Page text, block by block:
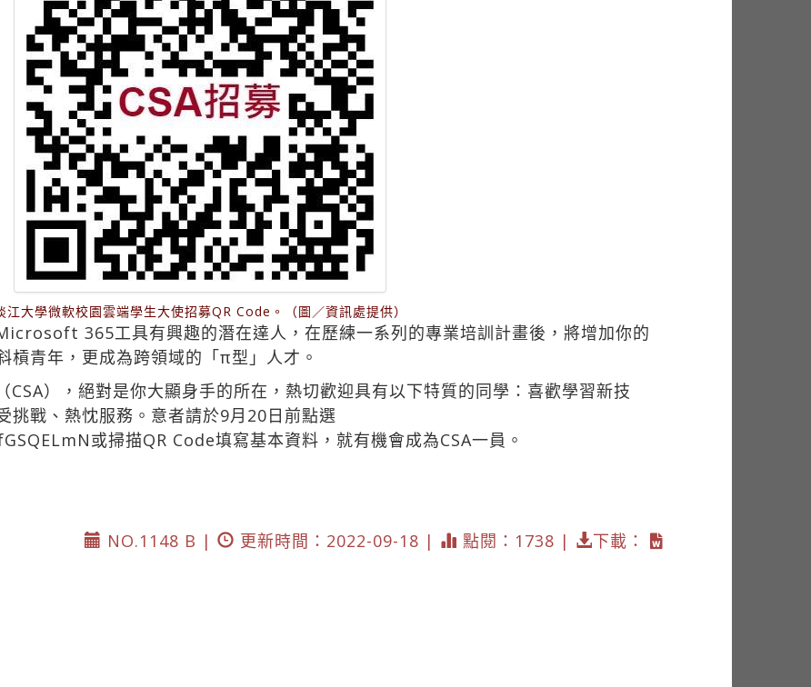
江大學微軟校園雲端學生大使招募QR Code。（圖／資訊處提供）
365工具有興趣的潛在達人，在歷練一系列的專業培訓計畫後，將增加你的
槓青年，更成為跨領域的「π型」人才。
CSA），絕對是你大顯身手的所在，熱切歡迎具有以下特質的同學：喜歡學習新技
挑戰、熱忱服務。意者請於9月20日前點選
或掃描QR Code填寫基本資料，就有機會成為CSA一員。
NO.1148 B |
更新時間：2022-09-18 | 點閱：1738 | 下載：